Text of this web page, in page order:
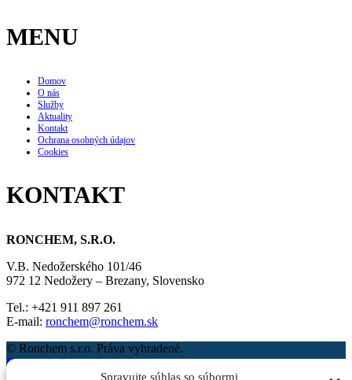
Spravujte súhlas so súbormi
MENU
Domov
O nás
Služby
Aktuality
Kontakt
Ochrana osobných údajov
Cookies
KONTAKT
RONCHEM, S.R.O.
V.B. Nedožerského 101/46
972 12 Nedožery – Brezany, Slovensko
Tel.: +421 911 897 261
E-mail: ronchem@ronchem.sk
© Ronchem s.r.o. Práva vyhradené.
Facebook Twitter Linkedin